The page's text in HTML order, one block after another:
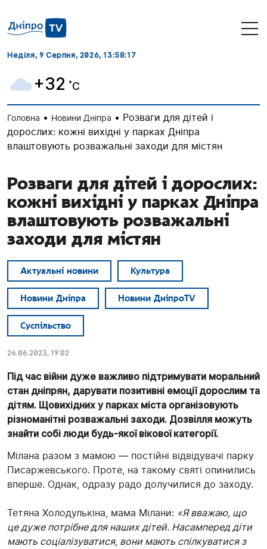
Неділя, 9 Серпня, 2026, 13:58:18
+32 ˚C
Головна • Новини Дніпра • Розваги для дітей і
дорослих: кожні вихідні у парках Дніпра
влаштовують розважальні заходи для містян
Розваги для дітей і дорослих:
кожні вихідні у парках Дніпра
влаштовують розважальні
заходи для містян
Актуальні новини Культура
Новини Дніпра Новини ДніпроTV
Суспільство
26.06.2023, 19:02
Під час війни дуже важливо підтримувати моральний
стан дніпрян, дарувати позитивні емоції дорослим та
дітям. Щовихідних у парках міста організовують
різноманітні розважальні заходи. Дозвілля можуть
знайти собі люди будь-якої вікової категорії.
Мілана разом з мамою — постійні відвідувачі парку
Писаржевського. Проте, на такому святі опинились
вперше. Однак, одразу радо долучилися до заходу.
Тетяна Холодулькіна, мама Мілани: «Я вважаю, що
це дуже потрібне для наших дітей. Насамперед діти
мають соціалізуватися, вони мають спілкуватися з